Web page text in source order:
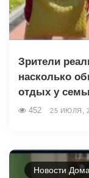
Зрители
насколько
отдых у
452 25 ИЮЛЯ,
Новости